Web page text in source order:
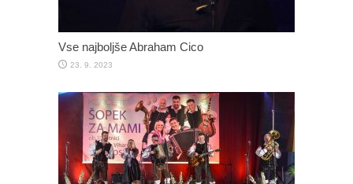
Vse najboljše Abraham Cico
23. 9. 2023